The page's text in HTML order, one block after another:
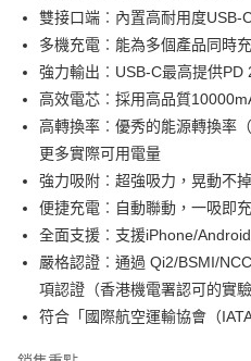
大哥付你分期
相關說明
【大哥付你分期使用說明】
1.本服務由台灣大哥大提供，台灣大
2.付款方式選擇「大哥付你分期」，
流程，驗證手機門號後，選擇欲分期
成交易。
3.實際核准額度、可分期數及費用金
消。如遇「轉專審核」未通過狀況，表
法說明評估內容。
【繳款方式說明】
1.分期款項不併入電信帳單，「大哥
醒簡訊。
2.透過簡訊連結打開帳單後，可選擇「
AFTEE先享後付
相關說明
【關於「AFTEE先享後付」】
AFTEE先享後付是「在收到商品之後
便利好安心！
１．簡單：不需註冊會員、不需綁卡、
３．安心：先確認商品／服務後，再付
【「AFTEE先享後付」結帳流程】
１．於結帳方式選擇「AFTEE先享後
結帳頁面，進行簡訊認證並確認金額
ATM付款
運送方式
每筆NT$150，滿NT$1,500(含以
雙接口端︰內置高耐用度USB-
多機充電︰能為多個產品同時
強力輸出︰USB-C最高提供PD
高效電芯︰採用高品質
高轉換率︰優秀的能源轉換率
更多實際可用電量
強力吸附︰超強吸力，晃動不掉
便捷充電︰自動聯動，一吸即
全面支援︰支援iPhone/
嚴格認證︰通過 Qi2/BSMI/
項認證（香港機電署認可的實
符合「國際航空運輸協會（